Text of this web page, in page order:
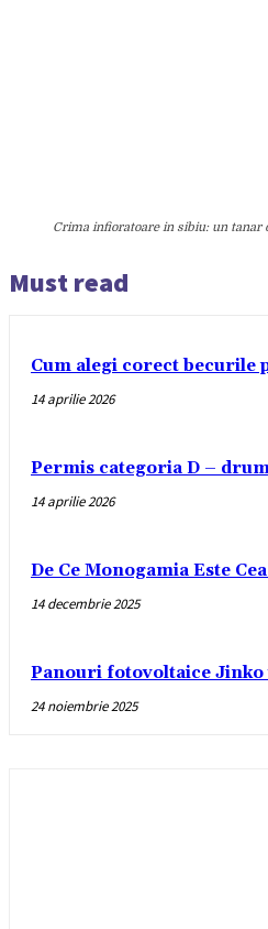
Crima infioratoare in sibiu: un
Must read
Cum alegi corect becurile
14 aprilie 2026
Permis categoria D –
14 aprilie 2026
De Ce Monogamia Este
14 decembrie 2025
Panouri fotovoltaice
24 noiembrie 2025